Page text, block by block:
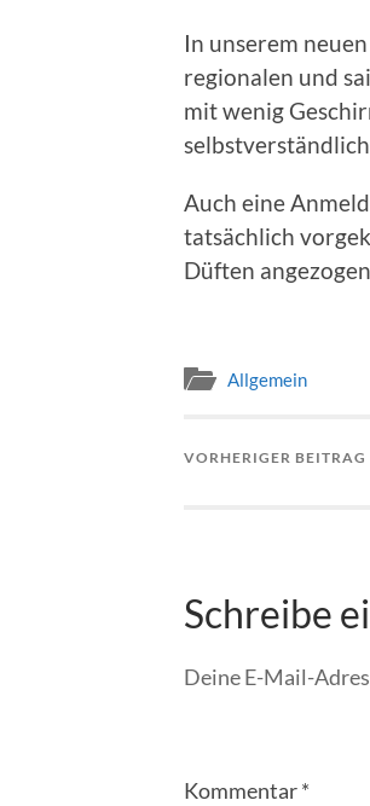
In unserem
regionalen und
mit wenig
Auch eine
tatsächlich
Düften
Allgemein
VORHERIGER BEITRAG
Schreibe
Deine E-Mail-
Kommentar*